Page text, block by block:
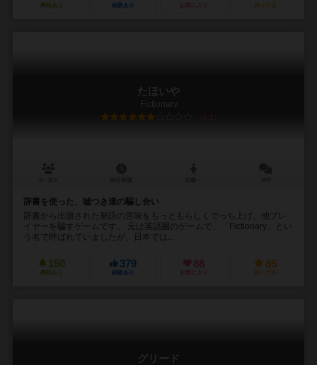
興味あり 経験あり お気に入り 持ってる
たほいや
Fictionary
6.2
辞書を使った、嘘つき達の騙し合い
辞書から出題された単語の意味をもっともらしくでっち上げ、他プレ
イヤーを騙すゲームです。 元は英語圏のゲームで、「Fictionary」とい
う名で呼ばれていましたが、日本では...
150
興味あり
379
経験あり
88
お気に入り
85
持ってる
グリード